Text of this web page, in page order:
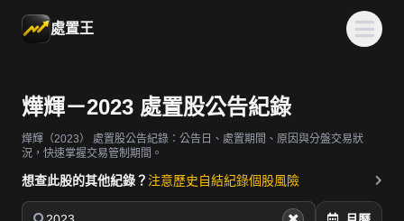
處置王
燁輝－2023 處置股公告紀錄
燁輝（2023）
處置股公告紀錄：公告日、處置期間、原因與分盤交易狀
況，快速掌握交易管制期間。
想查此股的其他紀錄？ 注意歷史自結紀錄個股風險